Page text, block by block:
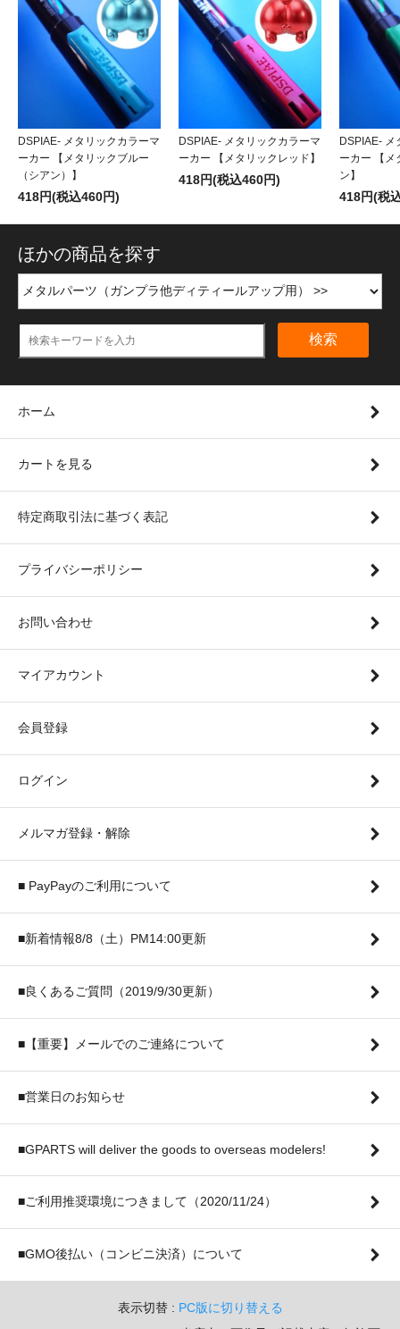
DSPIAE- メタリックカラーマ
ーカー 【メタリックブルー
（シアン）】
418円(税込460円)
DSPIAE- メタリックカラーマ
ーカー 【メタリックレッド】
418円(税込460円)
DSPIAE- メ
ーカー 【メ
ン】
418円(税
ほかの商品を探す
検索
ホーム
カートを見る
特定商取引法に基づく表記
プライバシーポリシー
お問い合わせ
マイアカウント
会員登録
ログイン
メルマガ登録・解除
■ PayPayのご利用について
■新着情報8/8（土）PM14:00更新
■良くあるご質問（2019/9/30更新）
■【重要】メールでのご連絡について
■営業日のお知らせ
■GPARTS will deliver the goods to overseas modelers!
■ご利用推奨環境につきまして（2020/11/24）
■GMO後払い（コンビニ決済）について
表示切替 : PC版に切り替える